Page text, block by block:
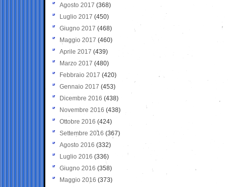
Agosto 2017 (368)
Luglio 2017 (450)
Giugno 2017 (468)
Maggio 2017 (460)
Aprile 2017 (439)
Marzo 2017 (480)
Febbraio 2017 (420)
Gennaio 2017 (453)
Dicembre 2016 (438)
Novembre 2016 (438)
Ottobre 2016 (424)
Settembre 2016 (367)
Agosto 2016 (332)
Luglio 2016 (336)
Giugno 2016 (358)
Maggio 2016 (373)